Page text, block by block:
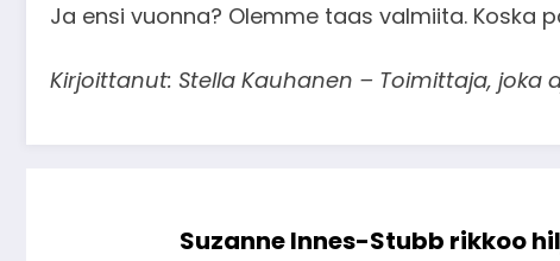
Ja ensi vuonna? Olemme taas valmiita. Koska
Kirjoittanut: Stella Kauhanen – Toimittaja, joka
Suzanne Innes-Stubb rikkoo